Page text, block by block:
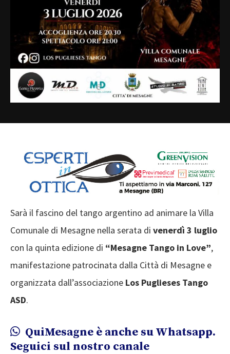
Sarà il fascino del tango argentino ad animare la Villa
Comunale di Mesagne nella serata di venerdì 3 luglio
con la quinta edizione di “Mesagne Tango in Love”,
manifestazione patrocinata dalla Città di Mesagne e
organizzata dall’associazione Los Puglieses Tango
ASD.
QuiMesagne è anche su Whatsapp.
Seguici sul nostro canale